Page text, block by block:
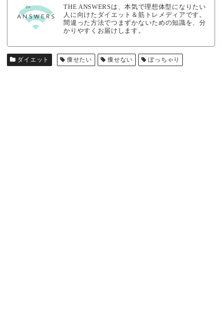
THE ANSWERSは、本気で理想体型になりたい
人に向けたダイエット＆筋トレメディアです。
間違った方法でつまずかないための知識を、分
かりやすくお届けします。
ダイエット 痩せたい 痩せない ぽっちゃり